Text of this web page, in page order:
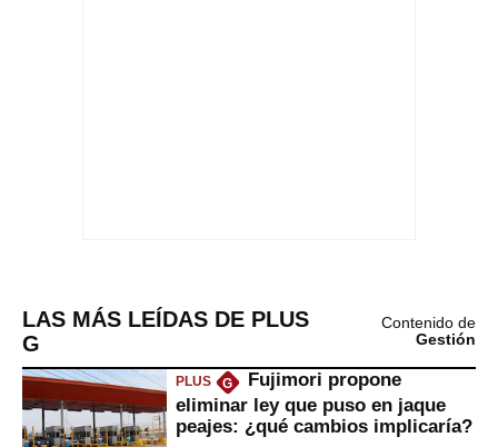
LAS MÁS LEÍDAS DE PLUS
G
Contenido de
Gestión
PLUS G
Fujimori propone
eliminar ley que puso en jaque
peajes: ¿qué cambios implicaría?